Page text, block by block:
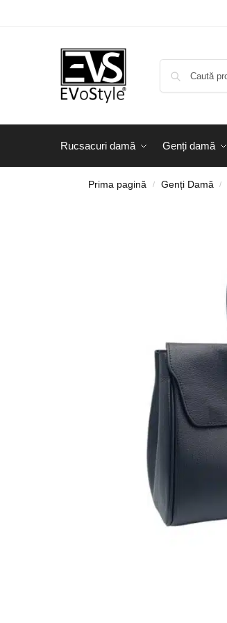
Rucsacuri damă Genți damă
Prima pagină / Genți Damă /